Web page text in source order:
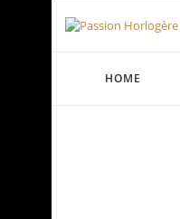
HOME